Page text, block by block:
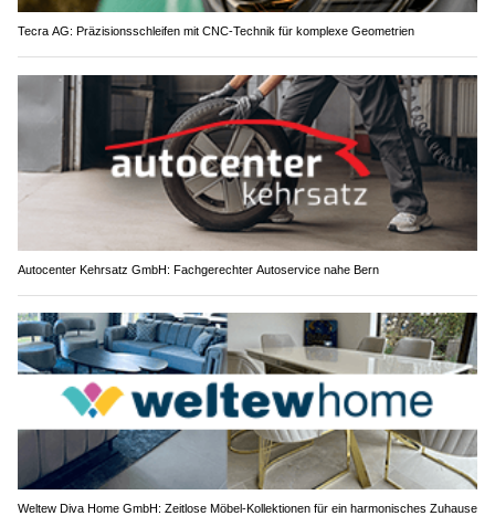
Tecra AG: Präzisionsschleifen mit CNC-Technik für komplexe Geometrien
Autocenter Kehrsatz GmbH: Fachgerechter Autoservice nahe Bern
Weltew Diva Home GmbH: Zeitlose Möbel-Kollektionen für ein harmonisches Zuhause